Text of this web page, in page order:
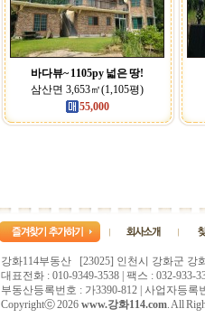
바다뷰~ 1105py 넓은 땅!
삼산면 3,653㎡(1,105평)
55,000
강화114부동산 [23025] 인천시 강화군 강
대표전화 : 010-9349-3538 | 팩스 : 032-933-
부동산등록번호 : 가3390-812 | 사업자등록
Copyrightⓒ 2026 www.강화114.com. All